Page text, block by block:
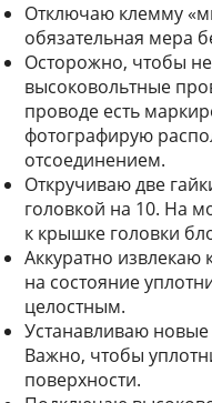
Отключаю клемму
обязательная мера
Осторожно, чтобы
высоковольтные
проводе есть
фотографирую
отсоединением.
Откручиваю две
головкой на 10. На
к крышке головки
Аккуратно
на состояние
целостным.
Устанавливаю
Важно, чтобы
поверхности.